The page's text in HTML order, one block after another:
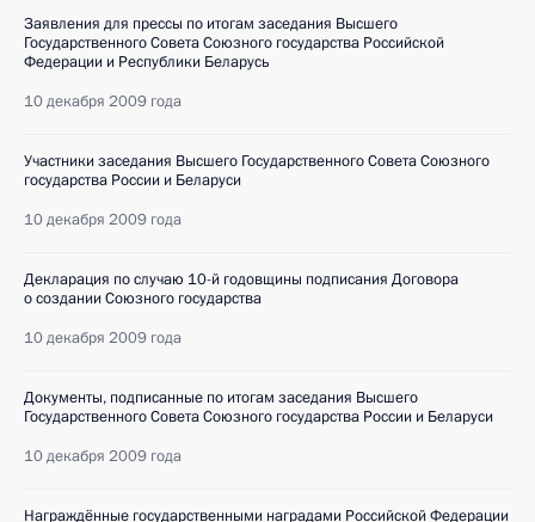
Заявления для прессы по итогам заседания Высшего
Государственного Совета Союзного государства Российской
Федерации и Республики Беларусь
10 декабря 2009 года
Участники заседания Высшего Государственного Совета Союзного
государства России и Беларуси
10 декабря 2009 года
Декларация по случаю 10-й годовщины подписания Договора
о создании Союзного государства
10 декабря 2009 года
Документы, подписанные по итогам заседания Высшего
Государственного Совета Союзного государства России и Беларуси
10 декабря 2009 года
Награждённые государственными наградами Российской Федерации